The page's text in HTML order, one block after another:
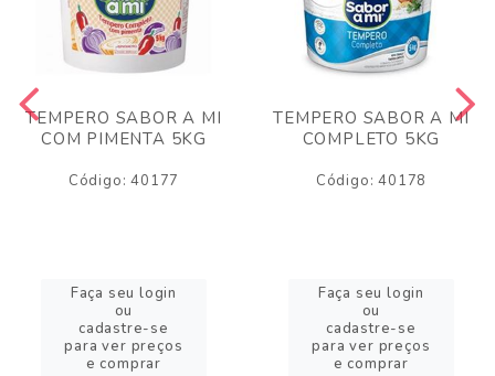
TEMPERO SABOR A MI
COM PIMENTA 5KG
Código: 40177
Faça seu login
ou
cadastre-se
para ver preços
e comprar
TEMPERO SABOR A MI
COMPLETO 5KG
Código: 40178
Faça seu login
ou
cadastre-se
para ver preços
e comprar